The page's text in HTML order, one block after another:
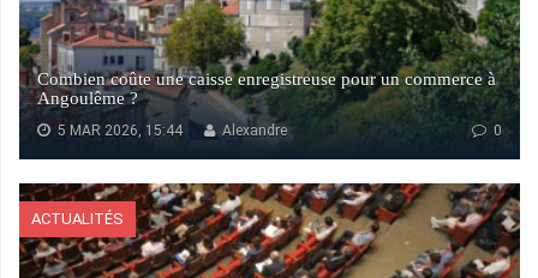
Combien coûte une caisse enregistreuse pour un commerce à
Angoulême ?
5 MAR 2026, 15:44 0
Alexandre
ACTUALITÉS